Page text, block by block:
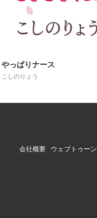
やっぱりナース
こしのりょう
会社概要 ウェブトゥーン